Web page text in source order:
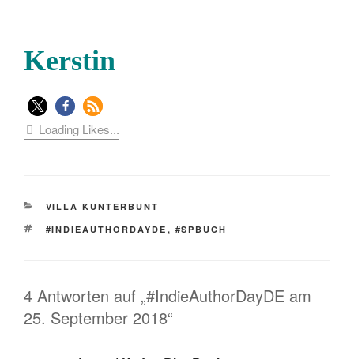
Kerstin
Loading Likes...
KATEGORIEN
VILLA KUNTERBUNT
SCHLAGWÖRTER
#INDIEAUTHORDAYDE , #SPBUCH
4 Antworten auf „#IndieAuthorDayDE am
25. September 2018“